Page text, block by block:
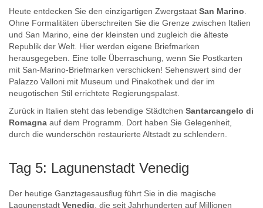
Heute entdecken Sie den einzigartigen Zwergstaat San Marino
Ohne Formalitäten überschreiten Sie die Grenze zwischen Italien
und San Marino, eine der kleinsten und zugleich die älteste
Republik der Welt. Hier werden eigene Briefmarken
herausgegeben. Eine tolle Überraschung, wenn Sie Postkarten
mit San-Marino-Briefmarken verschicken! Sehenswert sind der
Palazzo Valloni mit Museum und Pinakothek und der im
neugotischen Stil errichtete Regierungspalast.
Zurück in Italien steht das lebendige Städtchen Santarcangelo di
Romagna auf dem Programm. Dort haben Sie Gelegenheit,
durch die wunderschön restaurierte Altstadt zu schlendern.
Tag 5: Lagunenstadt Venedig
Der heutige Ganztagesausflug führt Sie in die magische
Lagunenstadt Venedig , die seit Jahrhunderten auf Millionen